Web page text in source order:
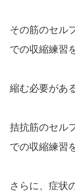
その筋のセル
での収縮練習
縮む必要があ
拮抗筋のセル
での収縮練習
さらに、症状